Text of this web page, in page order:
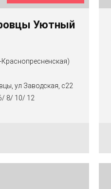
Уютный
ул Заводская, с22
8/ 10/ 12